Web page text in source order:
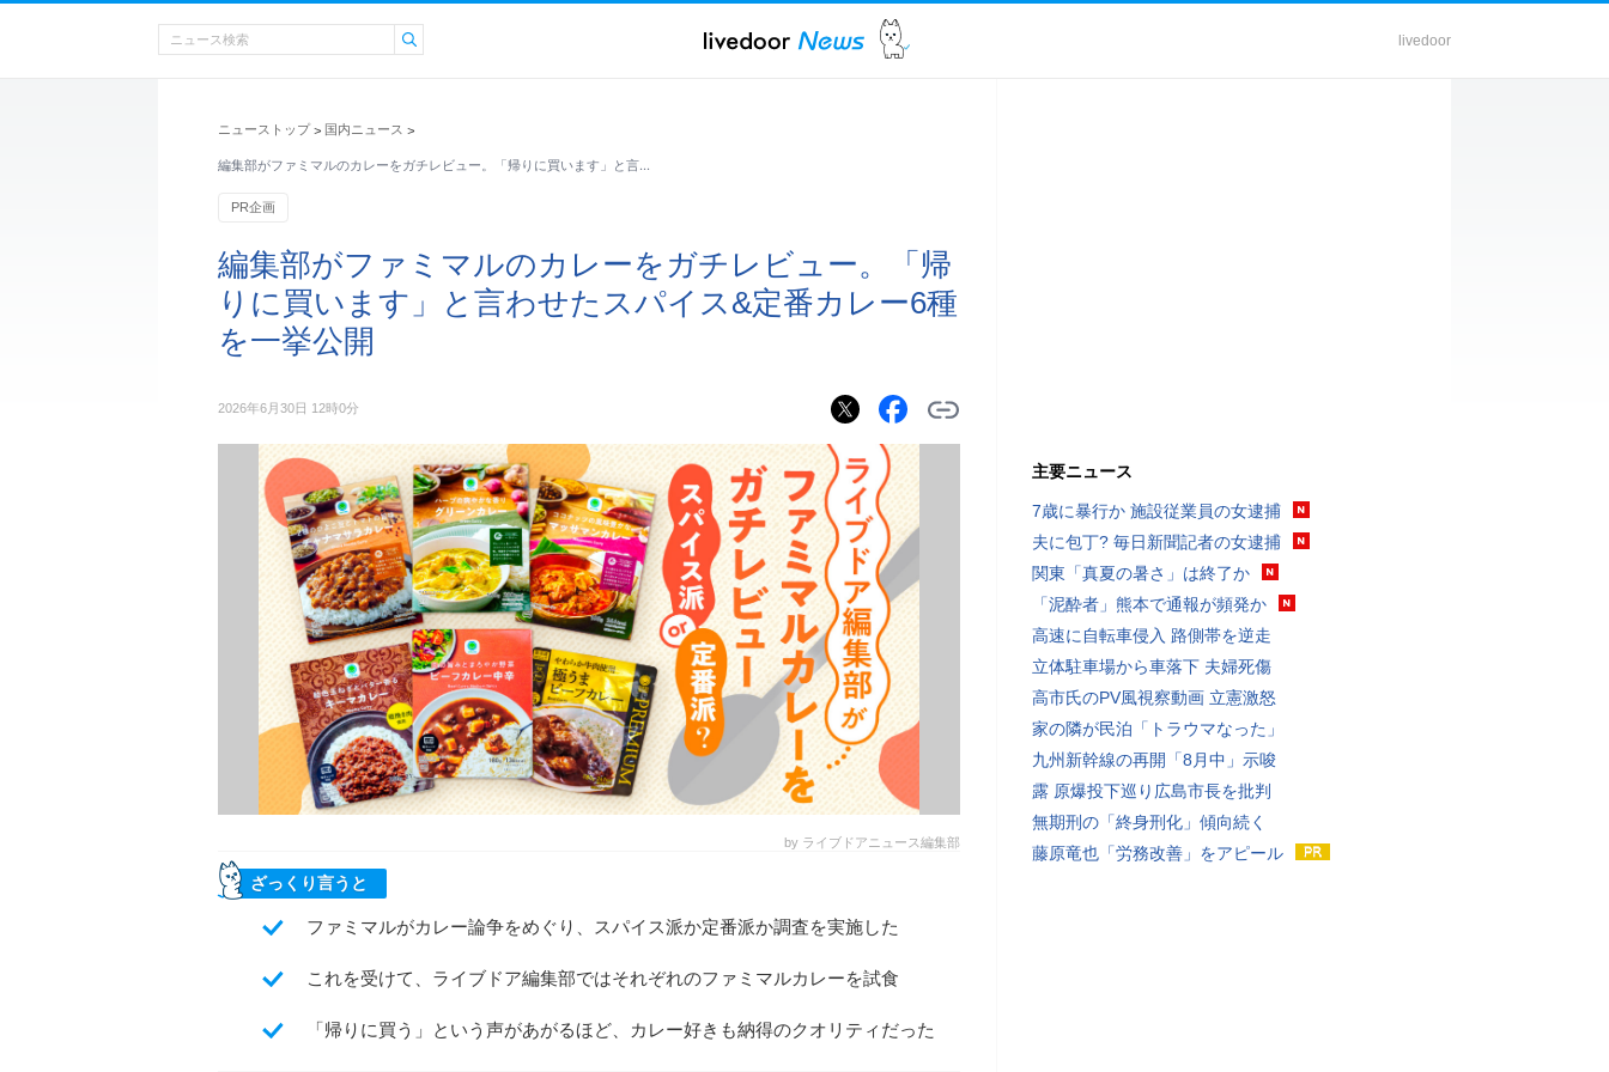
livedoor
ニューストップ > 国内ニュース >
編集部がファミマルのカレーをガチレビュー。「帰りに買います」と言…
PR企画
編集部がファミマルのカレーをガチレビュー。「帰
りに買います」と言わせたスパイス&定番カレー6種
を一挙公開
2026年6月30日 12時0分
by ライブドアニュース編集部
ざっくり言うと
ファミマルがカレー論争をめぐり、スパイス派か定番派か調査を実施した
これを受けて、ライブドア編集部ではそれぞれのファミマルカレーを試食
「帰りに買う」という声があがるほど、カレー好きも納得のクオリティだった
主要ニュース
7歳に暴行か 施設従業員の女逮捕
夫に包丁? 毎日新聞記者の女逮捕
関東「真夏の暑さ」は終了か
「泥酔者」熊本で通報が頻発か
高速に自転車侵入 路側帯を逆走
立体駐車場から車落下 夫婦死傷
高市氏のPV風視察動画 立憲激怒
家の隣が民泊「トラウマなった」
九州新幹線の再開「8月中」示唆
露 原爆投下巡り広島市長を批判
無期刑の「終身刑化」傾向続く
藤原竜也「労務改善」をアピール